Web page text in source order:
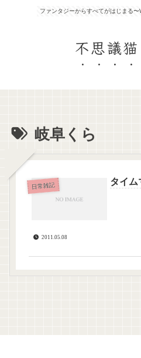
ファンタジーからすべてがはじまる〜
不思議
岐阜くら
日常雑記 タイム
2011.05.08